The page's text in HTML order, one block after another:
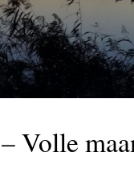
Volle